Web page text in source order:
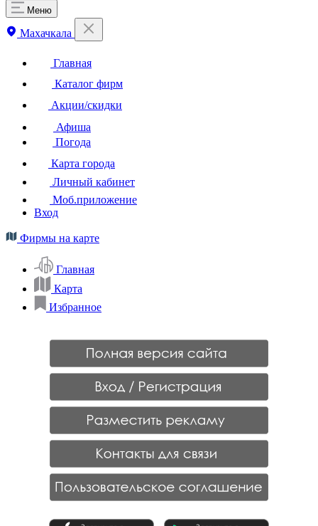
Меню
Махачкала
Главная
Каталог фирм
Акции/скидки
Афиша
Погода
Карта города
Личный кабинет
Моб.приложение
Вход
Фирмы на карте
Главная
Карта
Избранное